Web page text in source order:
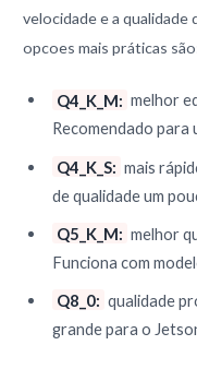
velocidade e a qualidade
opcoes mais práticas
Q4_K_M: melhor
Recomendado para
Q4_K_S: mais
de qualidade um
Q5_K_M: melhor
Funciona com
Q8_0: qualidade
grande para o